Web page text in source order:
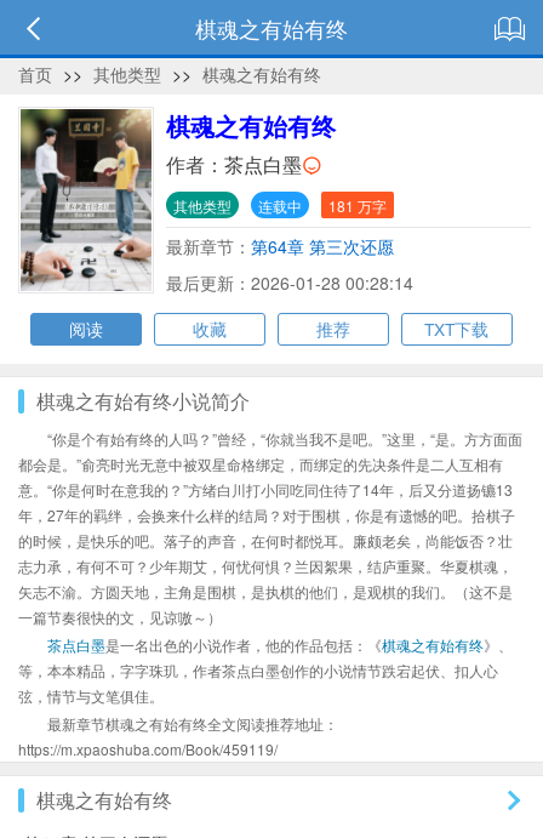
棋魂之有始有终
首页 >> 其他类型 >> 棋魂之有始有终
棋魂之有始有终
作者： 茶点白墨
其他类型 连载中 181 万字
最新章节： 第64章 第三次还愿
最后更新：2026-01-28 00:28:14
阅读
收藏 推荐 TXT下载
棋魂之有始有终小说简介
“你是个有始有终的人吗？”曾经，“你就当我不是吧。”这里，“是。方方面面
都会是。”俞亮时光无意中被双星命格绑定，而绑定的先决条件是二人互相有
意。“你是何时在意我的？”方绪白川打小同吃同住待了14年，后又分道扬镳13
年，27年的羁绊，会换来什么样的结局？对于围棋，你是有遗憾的吧。拾棋子
的时候，是快乐的吧。落子的声音，在何时都悦耳。廉颇老矣，尚能饭否？壮
志力承，有何不可？少年期艾，何忧何惧？兰因絮果，结庐重聚。华夏棋魂，
矢志不渝。方圆天地，主角是围棋，是执棋的他们，是观棋的我们。（这不是
一篇节奏很快的文，见谅嗷～）
茶点白墨是一名出色的小说作者，他的作品包括：《棋魂之有始有终》、
等，本本精品，字字珠玑，作者茶点白墨创作的小说情节跌宕起伏、扣人心
弦，情节与文笔俱佳。
最新章节棋魂之有始有终全文阅读推荐地址：
https://m.xpaoshuba.com/Book/459119/
棋魂之有始有终